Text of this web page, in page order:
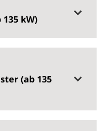
kW)
(ab 135